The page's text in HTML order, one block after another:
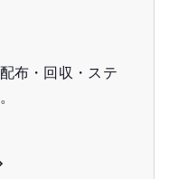
布・回収・ステ